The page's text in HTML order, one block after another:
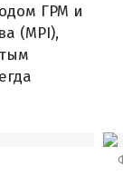
ГРМ и
(MPI),